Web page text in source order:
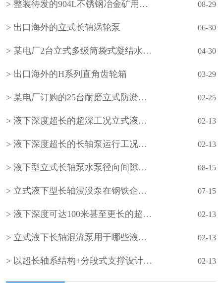
整装待发的904L不锈钢冶金矿用立式长轴泵 08-29
出口海外的立式长轴涡轮泵 06-30
某电厂2台立式多级筒袋式凝结水泵(小机凝结水泵) 04-30
出口海外的H系列直角齿轮箱 03-29
某电厂订购的25台耐磨立式防淤多吸头排污水泵 02-25
液下深度超长的超深工况立式液下长轴泵工作原理和技术核心 02-13
液下深度超长的长轴泵运行工况分析 02-13
液下型立式长轴泵水泵径向间隙怎样调整？ 08-15
立式液下型长轴浸没泵在钢铁企业的使用 07-15
液下深度可达100米甚至更长的超长型立式液下长轴泵如何设计？ 02-13
立式液下长轴混流泵用于哪些液下深度超长的超深工况？ 02-13
以‌超长轴系结构+分段式支撑设计‌为核心的‌超长立式液下长轴泵 02-13